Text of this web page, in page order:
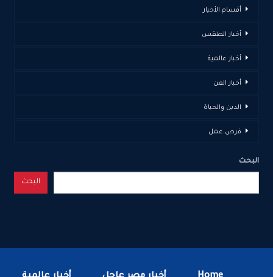
أقسام الأخبار
أخبار الطقس
أخبار عالمية
أخبار الفن
الدين والحياة
فرص عمل
البحث
البحث